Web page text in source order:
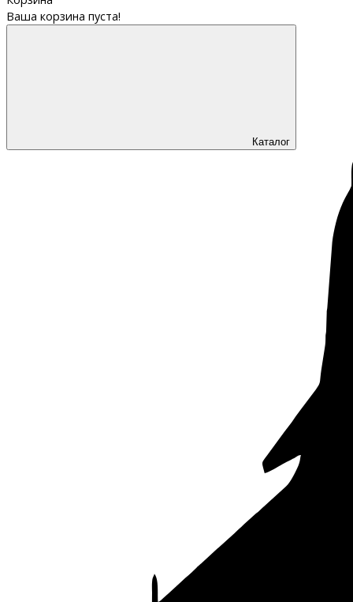
Ваша корзина пуста!
Каталог